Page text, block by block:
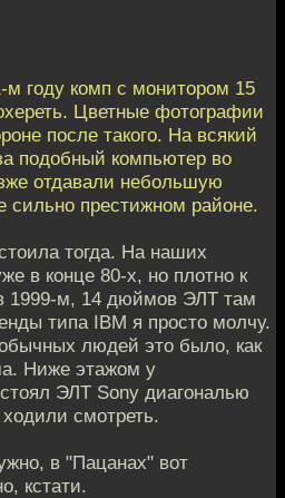
году комп с монитором 15
Цветные фотографии
после такого. На всякий
подобный компьютер во
отдавали небольшую
сильно престижном районе.
тогда. На наших
в конце 80-х, но плотно к
1999-м, 14 дюймов ЭЛТ там
типа IBM я просто молчу.
людей это было, как
Ниже этажом у
ЭЛТ Sony диагональю
смотреть.
в "Пацанах" вот
кстати.